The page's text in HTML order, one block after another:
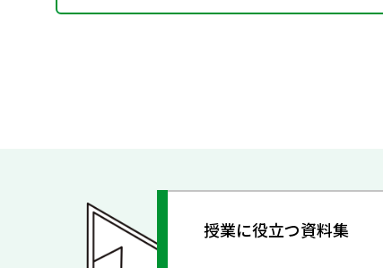
授業に役立つ資料集